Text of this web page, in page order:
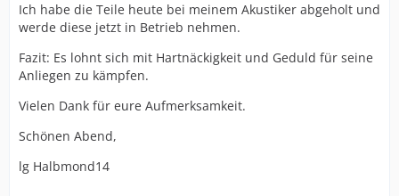
Ich habe die Teile heute bei meinem Akustiker abgeholt und
werde diese jetzt in Betrieb nehmen.
Fazit: Es lohnt sich mit Hartnäckigkeit und Geduld für seine
Anliegen zu kämpfen.
Vielen Dank für eure Aufmerksamkeit.
Schönen Abend,
lg Halbmond14